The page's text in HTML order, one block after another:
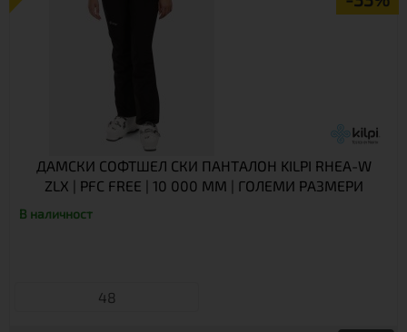
ДАМСКИ СОФТШЕЛ СКИ ПАНТАЛОН KILPI RHEA-W
ZLX | PFC FREE | 10 000 ММ | ГОЛЕМИ РАЗМЕРИ
В наличност
48